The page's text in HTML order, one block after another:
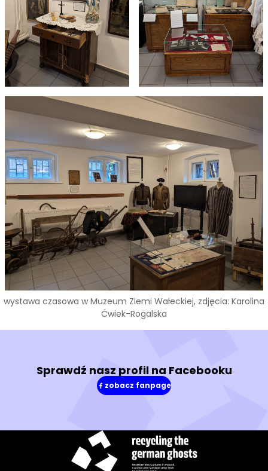
wystawa czasowa w Muzeum Ziemi Wałeckiej, zdjęcia: Karolina
Ćwiek-Rogalska
Sprawdź nasz profil na Facebooku
zobacz fanpage
(w